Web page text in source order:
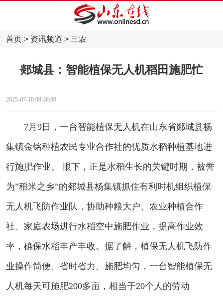
首页> 资讯频道 > 三农
郯城县：智能植保无人机稻田施肥忙
2025-07-10 09:48:00
7月9日，一台智能植保无人机在山东省郯城县杨
集镇金铭种植农民专业合作社的优质水稻种植基地进
行施肥作业。 眼下，正是水稻生长的关键时期，被誉
为”稻米之乡”的郯城县杨集镇抓住有利时机组织植保
无人机飞防作业队，协助种粮大户、农业种植合作
社、家庭农场进行水稻空中施肥作业，提高作业效
率，确保水稻丰产丰收。据了解，植保无人机飞防作
业操作简便、省时省力、施肥均匀，一台智能植保无
人机每天可施肥200多亩，相当于20个人的劳动